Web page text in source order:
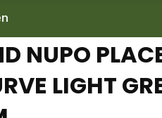
NUPO
LIGHT